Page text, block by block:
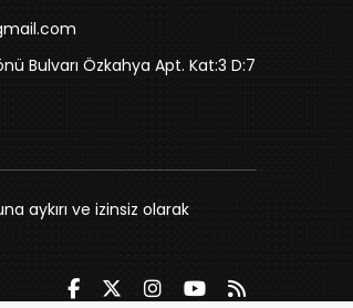
Bulvarı Özkahya Apt. Kat:3 D:7
aykırı ve izinsiz olarak